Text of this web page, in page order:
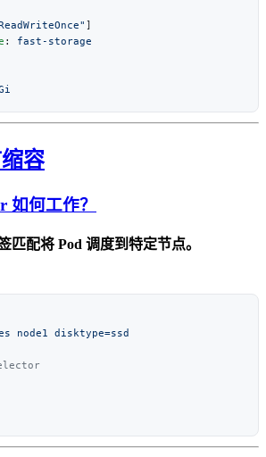
:
容
如何工作？
匹配将 Pod 调度到特定节点。